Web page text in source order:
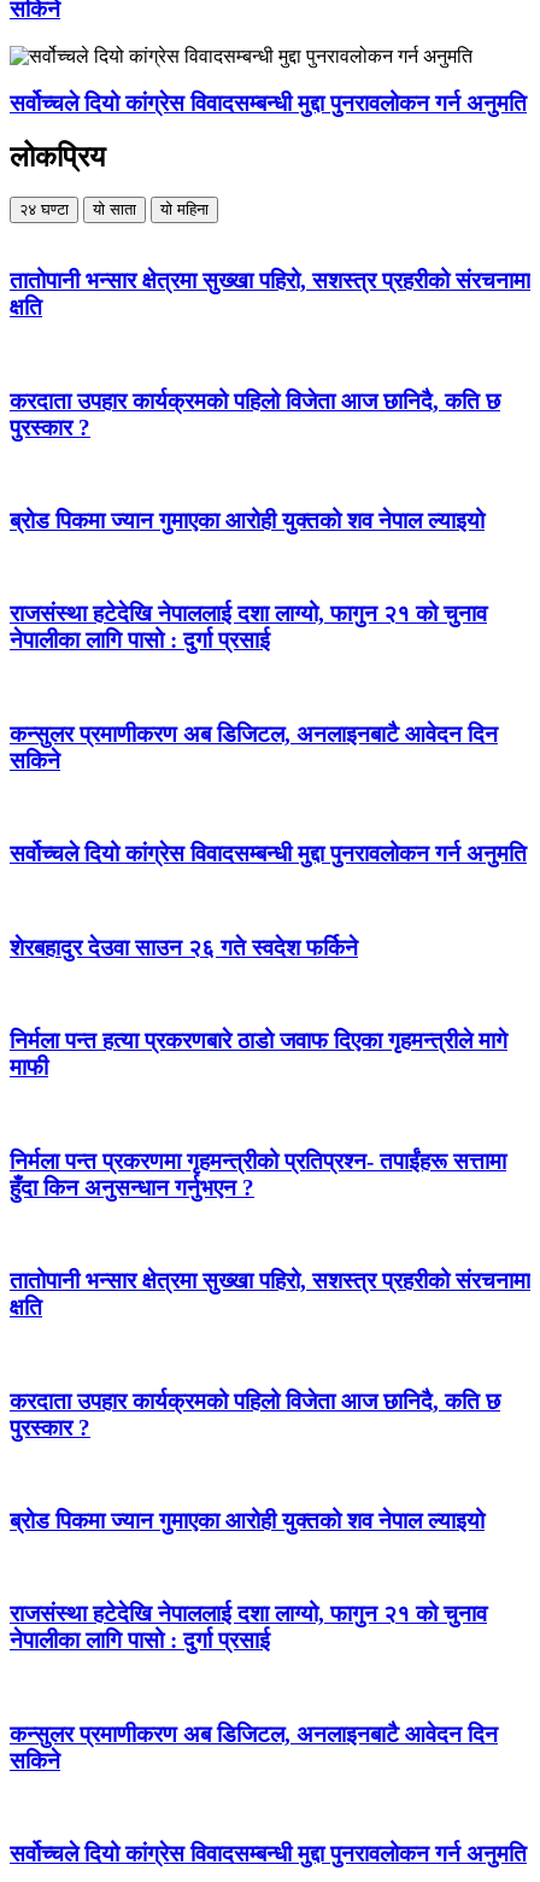
सकिने
सर्वोच्चले दियो कांग्रेस विवादसम्बन्धी मुद्दा पुनरावलोकन गर्न अनुमति
लोकप्रिय
२४ घण्टा यो साता यो महिना
तातोपानी भन्सार क्षेत्रमा सुख्खा पहिरो, सशस्त्र प्रहरीको संरचनामा
क्षति
करदाता उपहार कार्यक्रमको पहिलो विजेता आज छानिदै, कति छ
पुरस्कार ?
ब्रोड पिकमा ज्यान गुमाएका आरोही युक्तको शव नेपाल ल्याइयो
राजसंस्था हटेदेखि नेपाललाई दशा लाग्यो, फागुन २१ को चुनाव
नेपालीका लागि पासो : दुर्गा प्रसाई
कन्सुलर प्रमाणीकरण अब डिजिटल, अनलाइनबाटै आवेदन दिन
सकिने
सर्वोच्चले दियो कांग्रेस विवादसम्बन्धी मुद्दा पुनरावलोकन गर्न अनुमति
शेरबहादुर देउवा साउन २६ गते स्वदेश फर्किने
निर्मला पन्त हत्या प्रकरणबारे ठाडो जवाफ दिएका गृहमन्त्रीले मागे
माफी
निर्मला पन्त प्रकरणमा गृहमन्त्रीको प्रतिप्रश्न- तपाईंहरू सत्तामा
हुँदा किन अनुसन्धान गर्नुभएन ?
तातोपानी भन्सार क्षेत्रमा सुख्खा पहिरो, सशस्त्र प्रहरीको संरचनामा
क्षति
करदाता उपहार कार्यक्रमको पहिलो विजेता आज छानिदै, कति छ
पुरस्कार ?
ब्रोड पिकमा ज्यान गुमाएका आरोही युक्तको शव नेपाल ल्याइयो
राजसंस्था हटेदेखि नेपाललाई दशा लाग्यो, फागुन २१ को चुनाव
नेपालीका लागि पासो : दुर्गा प्रसाई
कन्सुलर प्रमाणीकरण अब डिजिटल, अनलाइनबाटै आवेदन दिन
सकिने
सर्वोच्चले दियो कांग्रेस विवादसम्बन्धी मुद्दा पुनरावलोकन गर्न अनुमति